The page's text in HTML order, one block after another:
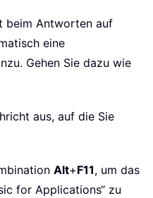
beim Antworten auf
eine
Gehen Sie dazu wie
aus, auf die Sie
Alt+F11, um das
for Applications“ zu